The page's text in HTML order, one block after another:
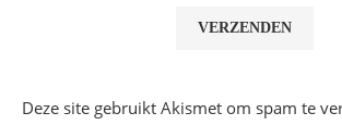
Deze site gebruikt Akismet om spam te